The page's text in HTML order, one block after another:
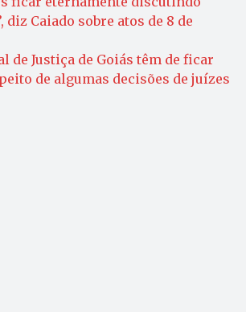
diz Caiado sobre atos de 8 de
de Justiça de Goiás têm de ficar
de algumas decisões de juízes